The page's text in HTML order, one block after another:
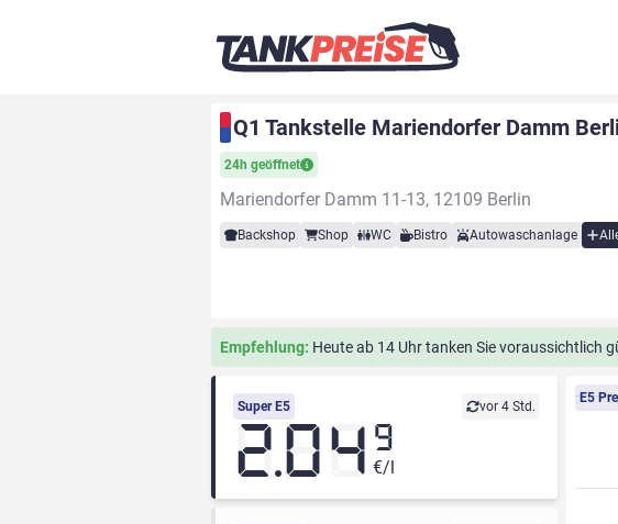
Q1 Tankstelle Mariendorfer Damm
24h geöffnet
Mariendorfer Damm 11-13, 12109 Berlin
Backshop Shop WC Bistro Autowaschanlage
Empfehlung: Heute ab 14 Uhr tanken Sie voraussichtlich
Super E5 vor 4 Std.
2.04 9
€/l
E5